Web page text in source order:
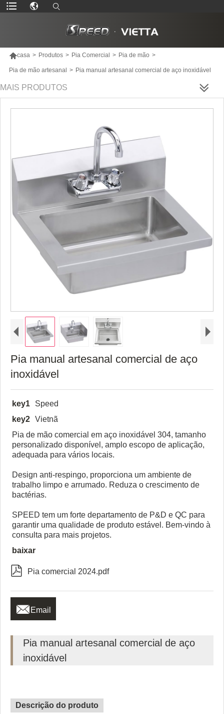
casa > Produtos > Pia Comercial > Pia de mão >
Pia de mão artesanal > Pia manual artesanal comercial de aço inoxidável
MAIS PRODUTOS
Pia manual artesanal comercial de aço
inoxidável
key1
Speed
key2 Vietnã
Pia de mão comercial em aço inoxidável 304, tamanho
personalizado disponível, amplo escopo de aplicação,
adequada para vários locais.
Design anti-respingo, proporciona um ambiente de
trabalho limpo e arrumado. Reduza o crescimento de
bactérias.
SPEED tem um forte departamento de P&D e QC para
garantir uma qualidade de produto estável. Bem-vindo à
consulta para mais projetos.
baixar
 Pia comercial 2024.pdf
 Email
Pia manual artesanal comercial de aço
inoxidável
Descrição do produto